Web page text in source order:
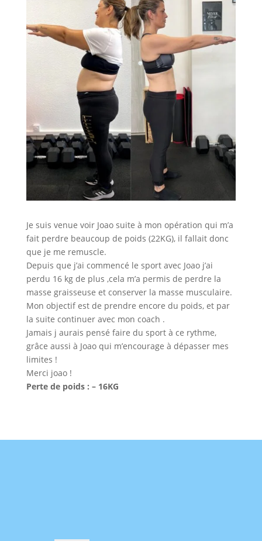
Je suis venue voir Joao suite à mon opération qui m’a
fait perdre beaucoup de poids (22KG), il fallait donc
que je me remuscle.
Depuis que j’ai commencé le sport avec Joao j’ai
perdu 16 kg de plus ,cela m’a permis de perdre la
masse graisseuse et conserver la masse musculaire.
Mon objectif est de prendre encore du poids, et par
la suite continuer avec mon coach .
Jamais j aurais pensé faire du sport à ce rythme,
grâce aussi à Joao qui m’encourage à dépasser mes
limites !
Merci joao !
Perte de poids : – 16KG